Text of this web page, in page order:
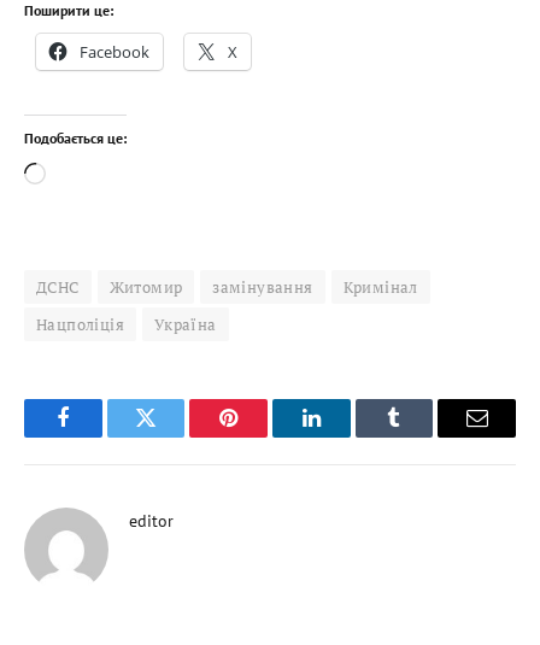
Поширити це:
Facebook X
Подобається це:
Завантаження…
ДСНС Житомир замінування
Кримінал
Нацполіція
Україна
FacebookTwitter Pinterest LinkedInTumblr Email
editor